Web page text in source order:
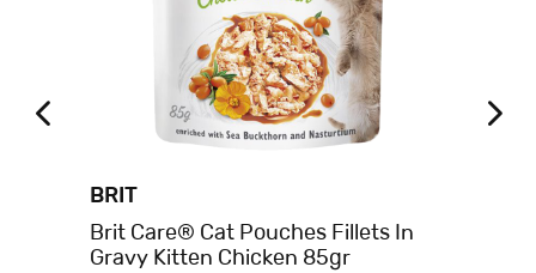
BRIT
Brit Care® Cat Pouches Fillets In
Gravy Kitten Chicken 85gr